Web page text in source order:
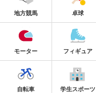
地方競馬 卓球
モーター フィギュア
自転車 学生スポーツ